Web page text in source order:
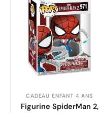
CADEAU ENFANT 4 ANS
Figurine SpiderMan 2,